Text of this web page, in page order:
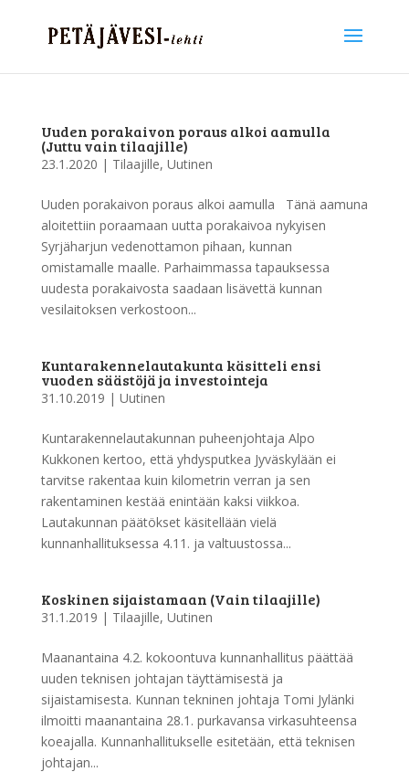
Uuden porakaivon poraus alkoi aamulla
(Juttu vain tilaajille)
23.1.2020 | Tilaajille, Uutinen
Uuden porakaivon poraus alkoi aamulla Tänä aamuna
aloitettiin poraamaan uutta porakaivoa nykyisen
Syrjäharjun vedenottamon pihaan, kunnan
omistamalle maalle. Parhaimmassa tapauksessa
uudesta porakaivosta saadaan lisävettä kunnan
vesilaitoksen verkostoon...
Kuntarakennelautakunta käsitteli ensi
vuoden säästöjä ja investointeja
31.10.2019 | Uutinen
Kuntarakennelautakunnan puheenjohtaja Alpo
Kukkonen kertoo, että yhdysputkea Jyväskylään ei
tarvitse rakentaa kuin kilometrin verran ja sen
rakentaminen kestää enintään kaksi viikkoa.
Lautakunnan päätökset käsitellään vielä
kunnanhallituksessa 4.11. ja valtuustossa...
Koskinen sijaistamaan (Vain tilaajille)
31.1.2019 | Tilaajille, Uutinen
Maanantaina 4.2. kokoontuva kunnanhallitus päättää
uuden teknisen johtajan täyttämisestä ja
sijaistamisesta. Kunnan tekninen johtaja Tomi Jylänki
ilmoitti maanantaina 28.1. purkavansa virkasuhteensa
koeajalla. Kunnanhallitukselle esitetään, että teknisen
johtajan...